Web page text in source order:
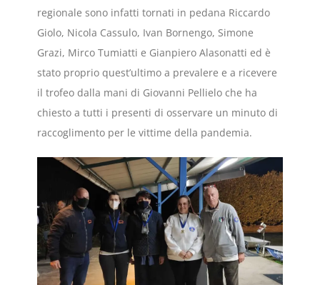
regionale sono infatti tornati in pedana Riccardo
Giolo, Nicola Cassulo, Ivan Bornengo, Simone
Grazi, Mirco Tumiatti e Gianpiero Alasonatti ed è
stato proprio quest’ultimo a prevalere e a ricevere
il trofeo dalla mani di Giovanni Pellielo che ha
chiesto a tutti i presenti di osservare un minuto di
raccoglimento per le vittime della pandemia.